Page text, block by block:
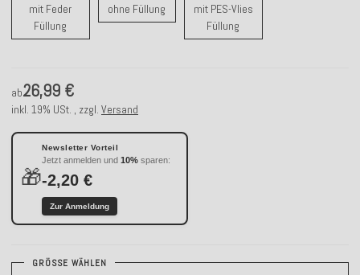
mit Feder
Füllung mit Feder Füllung
ohne Füllung ohne Füllung
mit PES-Vlies
Füllung
ab26,99 €
inkl. 19% USt. , zzgl. Versand
🎁
Newsletter Vorteil
Jetzt anmelden und 10% sparen:
-2,20 €
Zur Anmeldung
GRÖSSE WÄHLEN